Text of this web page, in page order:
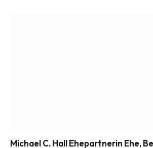
Michael C. Hall Ehepartnerin Ehe,